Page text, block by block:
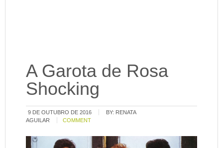
A Garota de Rosa
Shocking
9 DE OUTUBRO DE 2016 BY: RENATA
AGUILAR
COMMENT